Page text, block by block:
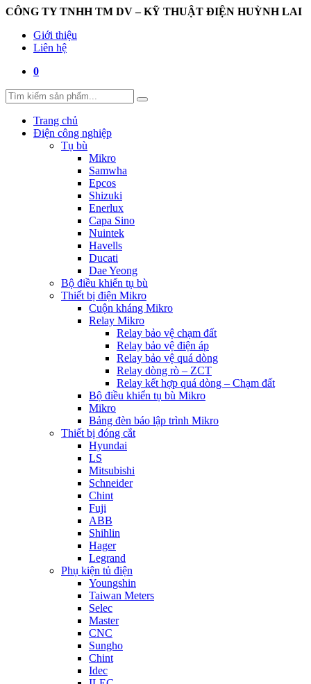
CÔNG TY TNHH TM DV – KỸ THUẬT ĐIỆN HUỲNH LAI
Giới thiệu
Liên hệ
0
Trang chủ
Điện công nghiệp
Tụ bù
Mikro
Samwha
Epcos
Shizuki
Enerlux
Capa Sino
Nuintek
Havells
Ducati
Dae Yeong
Bộ điều khiển tụ bù
Thiết bị điện Mikro
Cuộn kháng Mikro
Relay Mikro
Relay bảo vệ chạm đất
Relay bảo vệ điện áp
Relay bảo vệ quá dòng
Relay dòng rò – ZCT
Relay kết hợp quá dòng – Chạm đất
Bộ điều khiển tụ bù Mikro
Mikro
Bảng đèn báo lập trình Mikro
Thiết bị đóng cắt
Hyundai
LS
Mitsubishi
Schneider
Chint
Fuji
ABB
Shihlin
Hager
Legrand
Phụ kiện tủ điện
Youngshin
Taiwan Meters
Selec
Master
CNC
Sungho
Chint
Idec